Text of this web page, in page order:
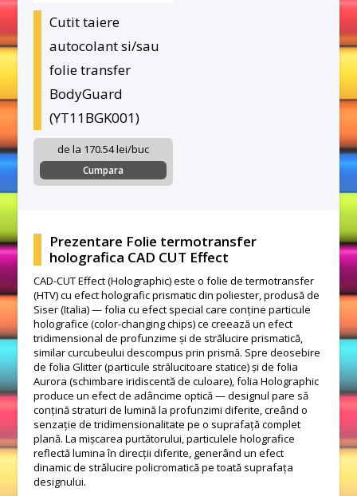
Cutit taiere
autocolant si/sau
folie transfer
BodyGuard
(YT11BGK001)
de la 170.54 lei/buc
Cumpara
Prezentare Folie termotransfer
holografica CAD CUT Effect
CAD-CUT Effect (Holographic) este o folie de termotransfer
(HTV) cu efect holografic prismatic din poliester, produsă de
Siser (Italia) — folia cu efect special care conține particule
holografice (color-changing chips) ce creează un efect
tridimensional de profunzime și de strălucire prismatică,
similar curcubeului descompus prin prismă. Spre deosebire
de folia Glitter (particule strălucitoare statice) și de folia
Aurora (schimbare iridiscentă de culoare), folia Holographic
produce un efect de adâncime optică — designul pare să
conțină straturi de lumină la profunzimi diferite, creând o
senzație de tridimensionalitate pe o suprafață complet
plană. La mișcarea purtătorului, particulele holografice
reflectă lumina în direcții diferite, generând un efect
dinamic de strălucire policromatică pe toată suprafața
designului.